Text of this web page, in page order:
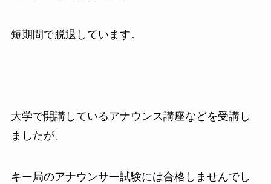
短期間で脱退しています。
大学で開講しているアナウンス講座などを受講し
ましたが、
キー局のアナウンサー試験には合格しませんでし